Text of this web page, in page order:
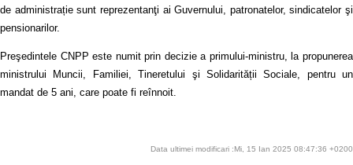
de administrație sunt reprezentanţi ai Guvernului, patronatelor, sindicatelor şi
pensionarilor.
Preşedintele CNPP este numit prin decizie a primului-ministru, la propunerea
ministrului Muncii, Familiei, Tineretului şi Solidarității Sociale, pentru un
mandat de 5 ani, care poate fi reînnoit.
Data ultimei modificari :Mi, 15 Ian 2025 08:47:36 +0200